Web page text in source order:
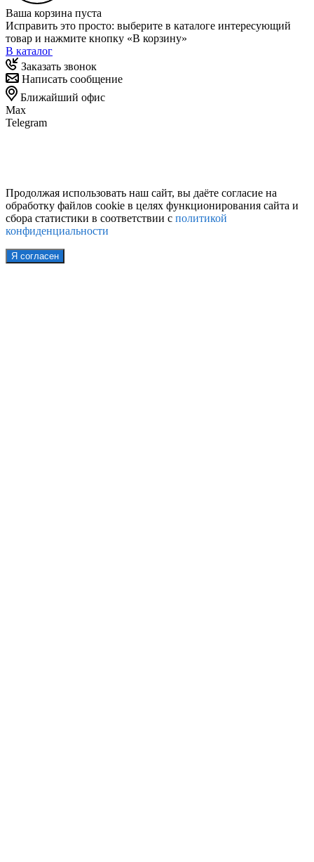
Ваша корзина пуста
Исправить это просто: выберите в каталоге интересующий
товар и нажмите кнопку «В корзину»
В каталог
Заказать звонок
Написать сообщение
Ближайший офис
Max
Telegram
Продолжая использовать наш сайт, вы даёте согласие на
обработку файлов cookie в целях функционирования сайта и
сбора статистики в соответствии с политикой
конфиденциальности
Я согласен